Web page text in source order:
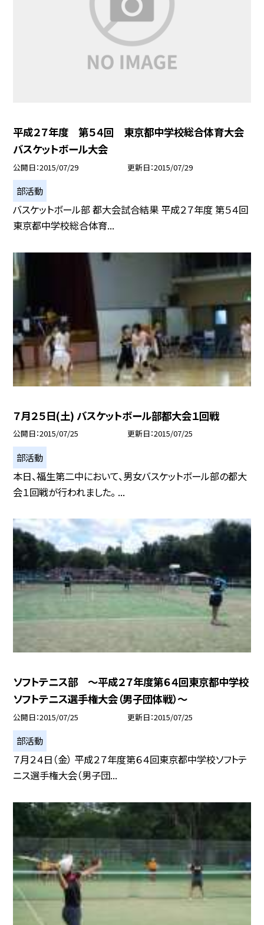
平成２７年度 第５４回 東京都中学校総合体育大会
バスケットボール大会
公開日 2015/07/29 更新日 2015/07/29
部活動
バスケットボール部 都大会試合結果 平成２７年度 第５４回
東京都中学校総合体育...
７月２５日(土) バスケットボール部都大会１回戦
公開日 2015/07/25 更新日 2015/07/25
部活動
本日、福生第二中において、男女バスケットボール部の都大
会１回戦が行われました。 ...
ソフトテニス部 〜平成２７年度第６４回東京都中学校
ソフトテニス選手権大会（男子団体戦）〜
公開日 2015/07/25 更新日 2015/07/25
部活動
７月２４日（金） 平成２７年度第６４回東京都中学校ソフトテ
ニス選手権大会（男子団...